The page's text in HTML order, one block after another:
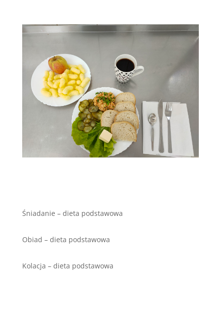
Śniadanie – dieta podstawowa
Obiad – dieta podstawowa
Kolacja – dieta podstawowa